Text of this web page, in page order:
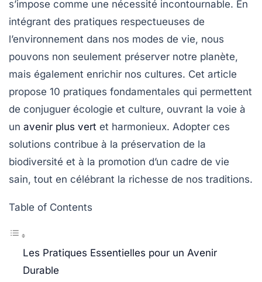
s’impose comme une nécessité incontournable. En
intégrant des pratiques respectueuses de
l’environnement dans nos modes de vie, nous
pouvons non seulement préserver notre planète,
mais également enrichir nos cultures. Cet article
propose 10 pratiques fondamentales qui permettent
de conjuguer écologie et culture, ouvrant la voie à
un avenir plus vert et harmonieux. Adopter ces
solutions contribue à la préservation de la
biodiversité et à la promotion d’un cadre de vie
sain, tout en célébrant la richesse de nos traditions.
Table of Contents
Les Pratiques Essentielles pour un Avenir
Durable